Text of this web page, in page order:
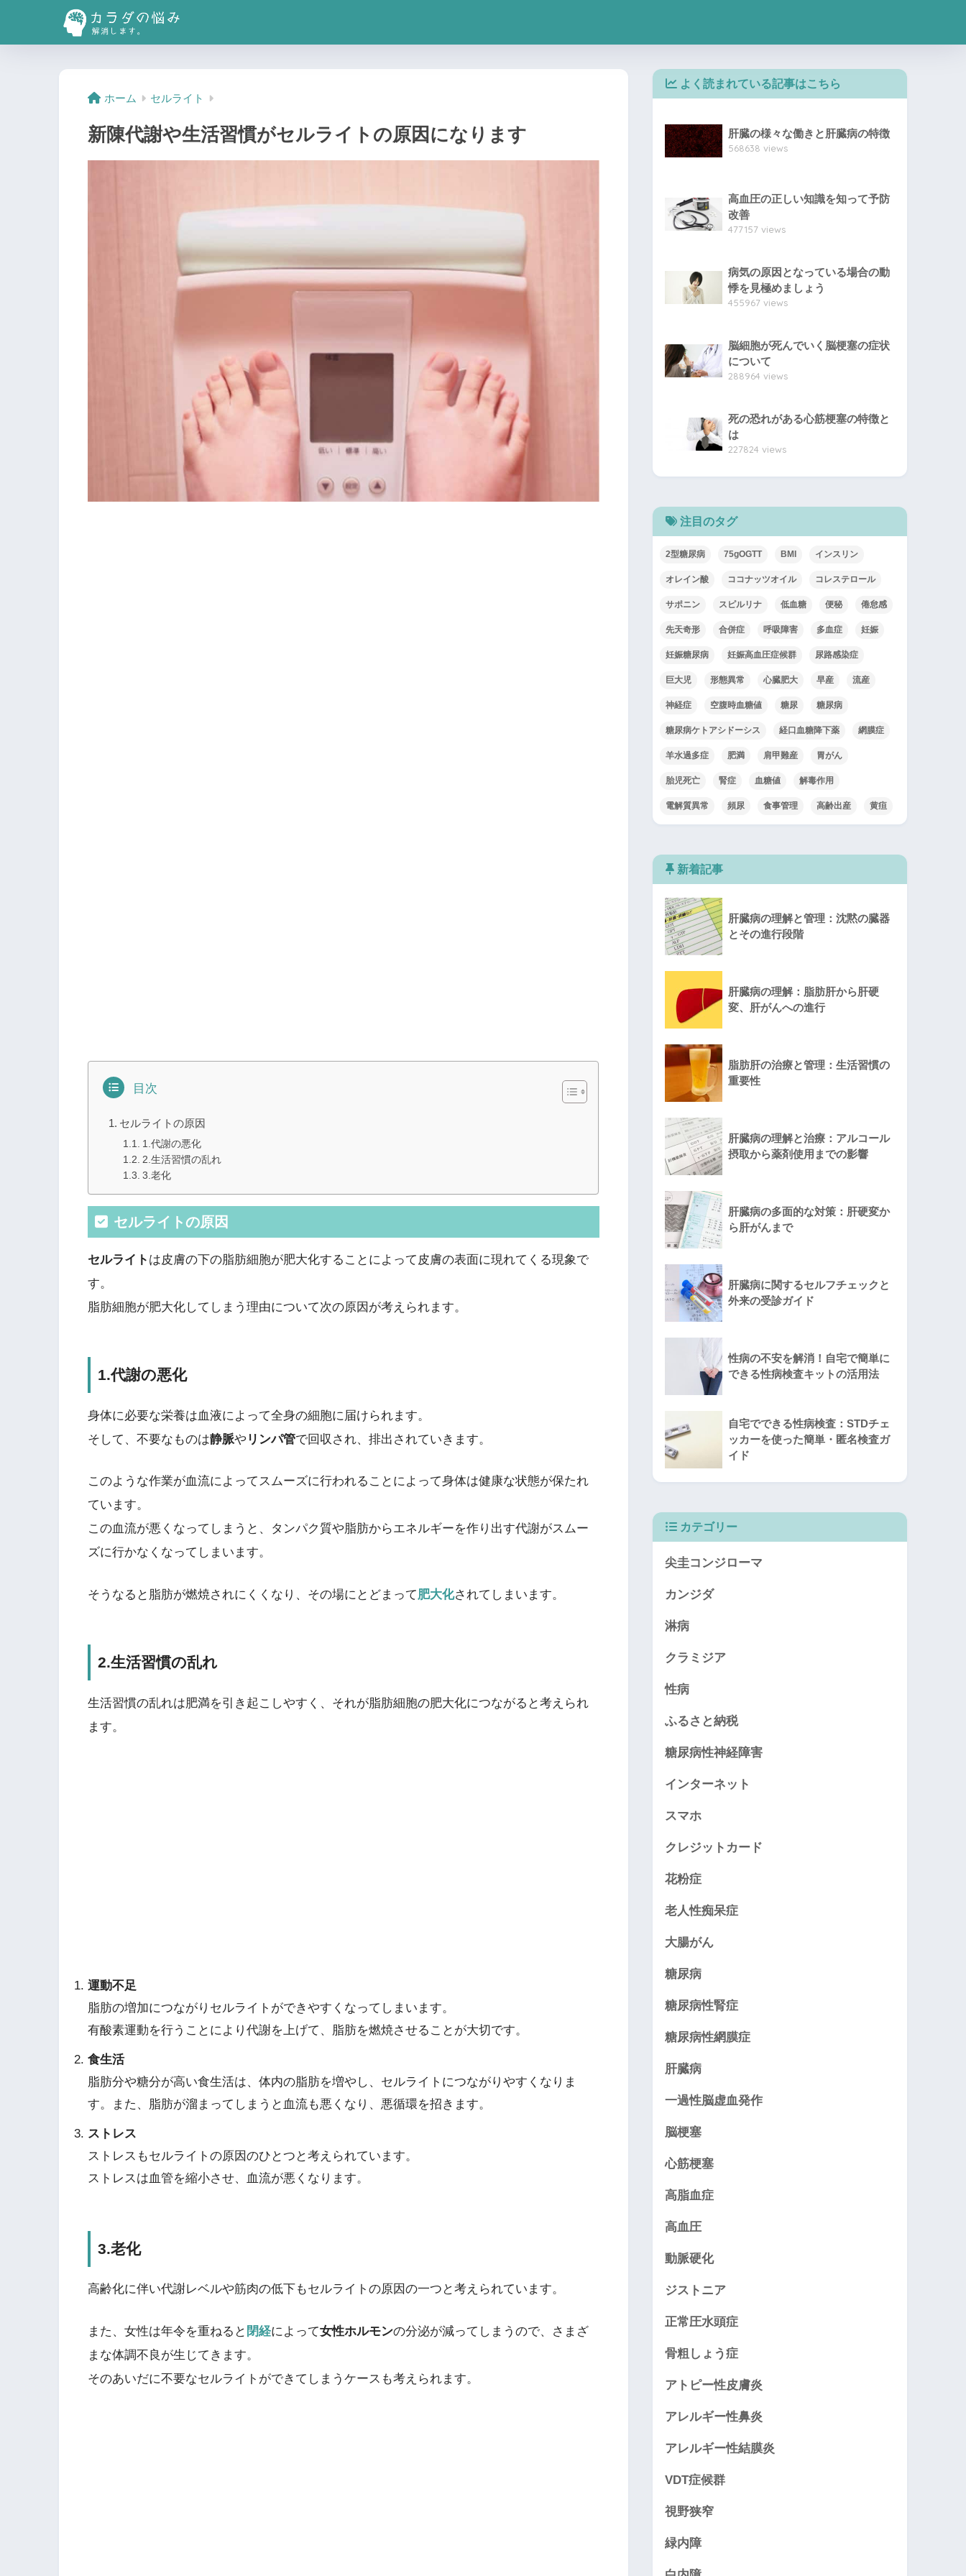
ホーム セルライト
新陳代謝や生活習慣がセルライトの原因になります
目次
セルライトの原因
1.代謝の悪化
2.生活習慣の乱れ
3.老化
セルライトの原因
セルライト は皮膚の下の脂肪細胞が肥大化することによって皮膚の表面に現れてくる現象で
す。
脂肪細胞が肥大化してしまう理由について次の原因が考えられます。
1.代謝の悪化
身体に必要な栄養は血液によって全身の細胞に届けられます。
そして、不要なものは静脈や リンパ管で回収され、排出されていきます。
このような作業が血流によってスムーズに行われることによって身体は健康な状態が保たれ
ています。
この血流が悪くなってしまうと、タンパク質や脂肪からエネルギーを作り出す代謝がスムー
ズに行かなくなってしまいます。
そうなると脂肪が燃焼されにくくなり、その場にとどまって肥大化されてしまいます。
2.生活習慣の乱れ
生活習慣の乱れは肥満を引き起こしやすく、それが脂肪細胞の肥大化につながると考えられ
ます。
運動不足
脂肪の増加につながりセルライトができやすくなってしまいます。
有酸素運動を行うことにより代謝を上げて、脂肪を燃焼させることが大切です。
食生活
脂肪分や糖分が高い食生活は、体内の脂肪を増やし、セルライトにつながりやすくなりま
す。また、脂肪が溜まってしまうと血流も悪くなり、悪循環を招きます。
ストレス
ストレスもセルライトの原因のひとつと考えられています。
ストレスは血管を縮小させ、血流が悪くなります。
3.老化
高齢化に伴い代謝レベルや筋肉の低下もセルライトの原因の一つと考えられています。
また、女性は年令を重ねると 閉経によって女性ホルモンの分泌が減ってしまうので、さまざ
まな体調不良が生じてきます。
そのあいだに不要なセルライトができてしまうケースも考えられます。
よく読まれている記事はこちら
肝臓の様々な働きと肝臓病の特徴
568638 views
高血圧の正しい知識を知って予防
改善
477157 views
病気の原因となっている場合の動
悸を見極めましょう
455967 views
脳細胞が死んでいく脳梗塞の症状
について
288964 views
死の恐れがある心筋梗塞の特徴と
は
227824 views
注目のタグ
2型糖尿病 75gOGTT BMI インスリン
オレイン酸 ココナッツオイル コレステロール
サポニン スピルリナ 低血糖 便秘 倦怠感
先天奇形 合併症 呼吸障害 多血症 妊娠
妊娠糖尿病 妊娠高血圧症候群 尿路感染症
巨大児 形態異常 心臓肥大 早産 流産
神経症 空腹時血糖値 糖尿 糖尿病
糖尿病ケトアシドーシス 経口血糖降下薬 網膜症
羊水過多症 肥満 肩甲難産 胃がん
胎児死亡 腎症 血糖値 解毒作用
電解質異常 頻尿 食事管理 高齢出産 黄疸
新着記事
肝臓病の理解と管理：沈黙の臓器
とその進行段階
肝臓病の理解：脂肪肝から肝硬
変、肝がんへの進行
脂肪肝の治療と管理：生活習慣の
重要性
肝臓病の理解と治療：アルコール
摂取から薬剤使用までの影響
肝臓病の多面的な対策：肝硬変か
ら肝がんまで
肝臓病に関するセルフチェックと
外来の受診ガイド
性病の不安を解消！自宅で簡単に
できる性病検査キットの活用法
自宅でできる性病検査：STDチェ
ッカーを使った簡単・匿名検査ガ
イド
カテゴリー
尖圭コンジローマ
カンジダ
淋病
クラミジア
性病
ふるさと納税
糖尿病性神経障害
インターネット
スマホ
クレジットカード
花粉症
老人性痴呆症
大腸がん
糖尿病
糖尿病性腎症
糖尿病性網膜症
肝臓病
一過性脳虚血発作
脳梗塞
心筋梗塞
高脂血症
高血圧
動脈硬化
ジストニア
正常圧水頭症
骨粗しょう症
アトピー性皮膚炎
アレルギー性鼻炎
アレルギー性結膜炎
VDT症候群
視野狭窄
緑内障